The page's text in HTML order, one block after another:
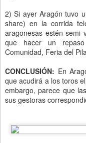
2) Si ayer Aragón tuvo
share) en la corrida
aragonesas estén
que hacer un
Comunidad, Feria del
CONCLUSIÓN: En
que acudirá a los toros
embargo, parece que
sus gestoras